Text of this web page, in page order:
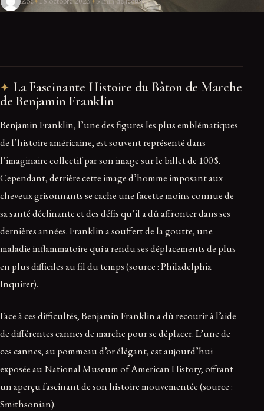
La Fascinante Histoire du Bâton de Marche
de Benjamin Franklin
Benjamin Franklin, l’une des figures les plus emblématiques
de l’histoire américaine, est souvent représenté dans
l’imaginaire collectif par son image sur le billet de 100 $.
Cependant, derrière cette image d’homme imposant aux
cheveux grisonnants se cache une facette moins connue de
sa santé déclinante et des défis qu’il a dû affronter dans ses
dernières années. Franklin a souffert de la goutte, une
maladie inflammatoire qui a rendu ses déplacements de plus
en plus difficiles au fil du temps (source : Philadelphia
Inquirer).
Face à ces difficultés, Benjamin Franklin a dû recourir à l’aide
de différentes cannes de marche pour se déplacer. L’une de
ces cannes, au pommeau d’or élégant, est aujourd’hui
exposée au National Museum of American History, offrant
un aperçu fascinant de son histoire mouvementée (source :
Smithsonian).